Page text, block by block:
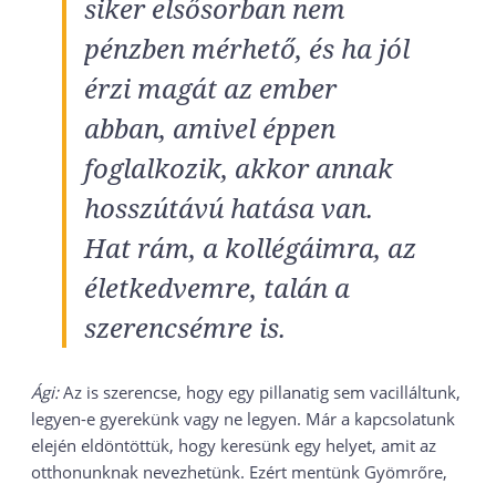
siker elsősorban nem
pénzben mérhető, és ha jól
érzi magát az ember
abban, amivel éppen
foglalkozik, akkor annak
hosszútávú hatása van.
Hat rám, a kollégáimra, az
életkedvemre, talán a
szerencsémre is.
Ági:Az is szerencse, hogy egy pillanatig sem vacilláltunk,
legyen-e gyerekünk vagy ne legyen. Már a kapcsolatunk
elején eldöntöttük, hogy keresünk egy helyet, amit az
otthonunknak nevezhetünk. Ezért mentünk Gyömrőre,